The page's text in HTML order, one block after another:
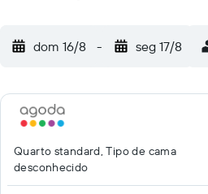
dom 16/8 - seg 17/8
Quarto standard, Tipo de cama
desconhecido